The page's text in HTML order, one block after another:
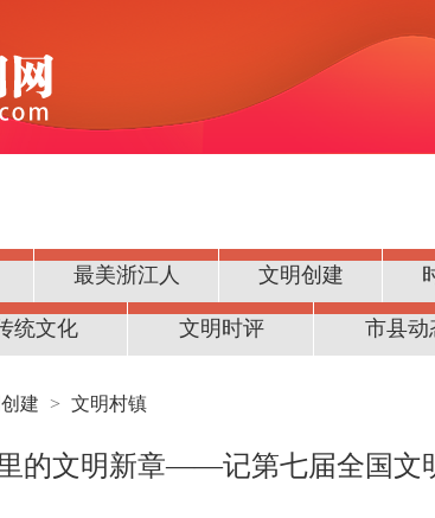
最美浙江人 文明创建
统文化 文明时评 市县动
建 > 文明村镇
的文明新章——记第七届全国文